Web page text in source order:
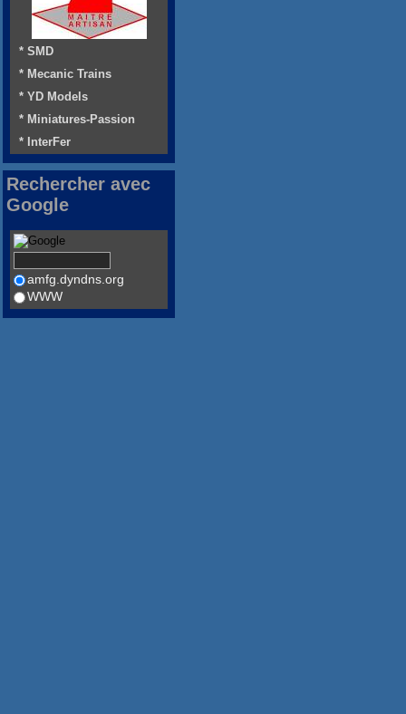
* SMD
* Mecanic Trains
* YD Models
* Miniatures-Passion
* InterFer
Rechercher avec
Google
amfg.dyndns.org
WWW